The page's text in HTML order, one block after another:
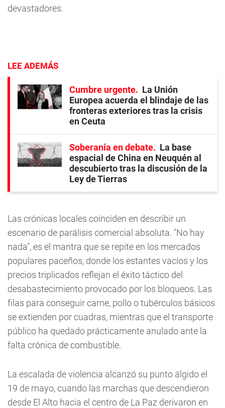
devastadores.
LEE ADEMÁS
Cumbre urgente
La Unión
Europea acuerda el blindaje de las
fronteras exteriores tras la crisis
en Ceuta
Soberanía en debate
La base
espacial de China en Neuquén al
descubierto tras la discusión de la
Ley de Tierras
Las crónicas locales coinciden en describir un
escenario de parálisis comercial absoluta. "No hay
nada", es el mantra que se repite en los mercados
populares paceños, donde los estantes vacíos y los
precios triplicados reflejan el éxito táctico del
desabastecimiento provocado por los bloqueos. Las
filas para conseguir carne, pollo o tubérculos básicos
se extienden por cuadras, mientras que el transporte
público ha quedado prácticamente anulado ante la
falta crónica de combustible.
La escalada de violencia alcanzó su punto álgido el
19 de mayo, cuando las marchas que descendieron
desde El Alto hacia el centro de La Paz derivaron en